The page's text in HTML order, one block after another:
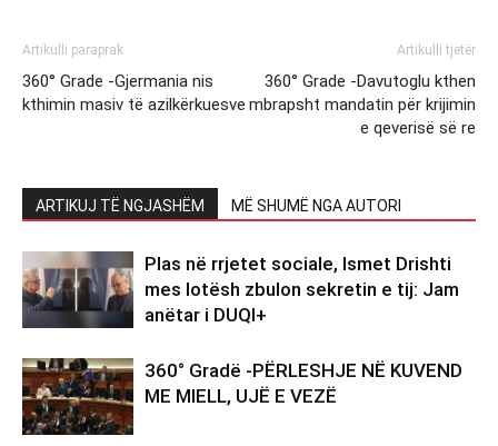
Artikulli paraprak
360° Grade -Gjermania nis
kthimin masiv të azilkërkuesve
Artikulli tjetër
360° Grade -Davutoglu kthen
mbrapsht mandatin për krijimin
e qeverisë së re
ARTIKUJ TË NGJASHËM MË SHUMË NGA AUTORI
Plas në rrjetet sociale, Ismet Drishti
mes lotësh zbulon sekretin e tij: Jam
anëtar i DUQI+
360° Gradë -PËRLESHJE NË KUVEND
ME MIELL, UJË E VEZË